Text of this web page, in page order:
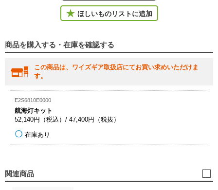
ほしいものリストに追加
商品を購入する・在庫を確認する
この商品は、ワイズギア取扱店にてお買い求めいただけま
す。
E2S6810E0000
航海灯キット
52,140円（税込）/ 47,400円（税抜）
在庫あり
関連商品